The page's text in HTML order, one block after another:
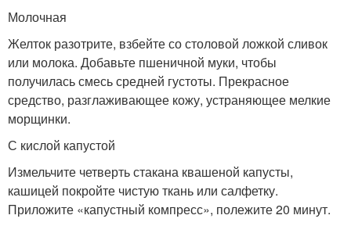
Молочная
Желток разотрите, взбейте со столовой ложкой сливок
или молока. Добавьте пшеничной муки, чтобы
получилась смесь средней густоты. Прекрасное
средство, разглаживающее кожу, устраняющее мелкие
морщинки.
С кислой капустой
Измельчите четверть стакана квашеной капусты,
кашицей покройте чистую ткань или салфетку.
Приложите «капустный компресс», полежите 20 минут.